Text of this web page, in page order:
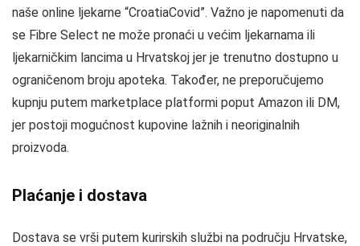
naše online ljekarne “CroatiaCovid”. Važno je napomenuti da
se Fibre Select ne može pronaći u većim ljekarnama ili
ljekarničkim lancima u Hrvatskoj jer je trenutno dostupno u
ograničenom broju apoteka. Također, ne preporučujemo
kupnju putem marketplace platformi poput Amazon ili DM,
jer postoji mogućnost kupovine lažnih i neoriginalnih
proizvoda.
Plaćanje i dostava
Dostava se vrši putem kurirskih službi na području Hrvatske,